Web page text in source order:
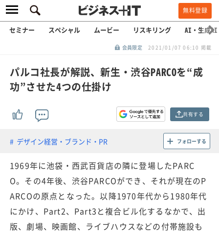
無料登録
セミナー スペシャル ムービー リスキリング AI・生成AI
会員限定 2021/01/07 06:10 掲載
パルコ社長が解説、新生・渋谷PARCOを“成
功”させた4つの仕掛け
共有する
デザイン経営・ブランド・PR フォローする
1969年に池袋・西武百貨店の隣に登場したPARC
O。その4年後、渋谷PARCOができ、それが現在のP
ARCOの原点となった。以降1970年代から1980年代
にかけ、Part2、Part3と複合ビル化するなかで、出
版、劇場、映画館、ライブハウスなどの付帯施設も